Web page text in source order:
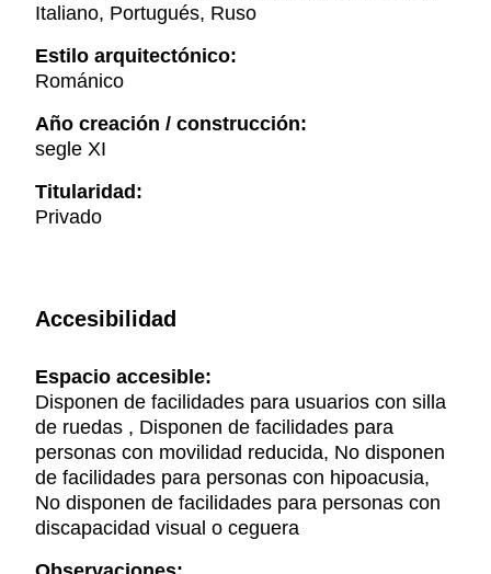
Italiano, Portugués, Ruso
Estilo arquitectónico:
Románico
Año creación / construcción:
segle XI
Titularidad:
Privado
Accesibilidad
Espacio accesible:
Disponen de facilidades para usuarios con silla
de ruedas , Disponen de facilidades para
personas con movilidad reducida, No disponen
de facilidades para personas con hipoacusia,
No disponen de facilidades para personas con
discapacidad visual o ceguera